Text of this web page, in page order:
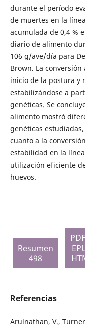
durante el período
de muertes en la
acumulada de 0,4 %
diario de alimento
106 g/ave/día para
Brown. La
inicio de la postura y
estabilizándose a
genéticas. Se
alimento mostró
genéticas
cuanto a la
estabilidad en la
utilización eficiente
huevos.
Resumen
498
Referencias
Arulnathan, V.,